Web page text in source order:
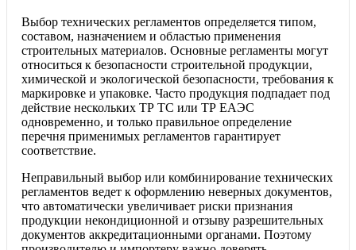
Выбор технических регламентов определяется типом,
составом, назначением и областью применения
строительных материалов. Основные регламенты могут
относиться к безопасности строительной продукции,
химической и экологической безопасности, требования к
маркировке и упаковке. Часто продукция подпадает под
действие нескольких ТР ТС или ТР ЕАЭС
одновременно, и только правильное определение
перечня применимых регламентов гарантирует
соответствие.
Неправильный выбор или комбинирование технических
регламентов ведет к оформлению неверных документов,
что автоматически увеличивает риски признания
продукции некондиционной и отзыву разрешительных
документов аккредитационными органами. Поэтому